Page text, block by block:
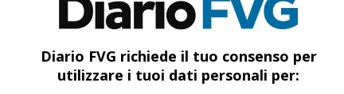
preferita su Google
Diario FVG richiede il tuo consenso per
utilizzare i tuoi dati personali per: